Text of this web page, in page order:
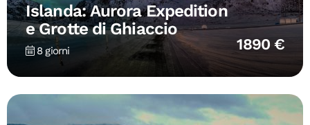
Islanda: Aurora Expedition
e Grotte di Ghiaccio
8 giorni 1890 €